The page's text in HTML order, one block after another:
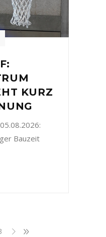
KURZ
Bauzeit